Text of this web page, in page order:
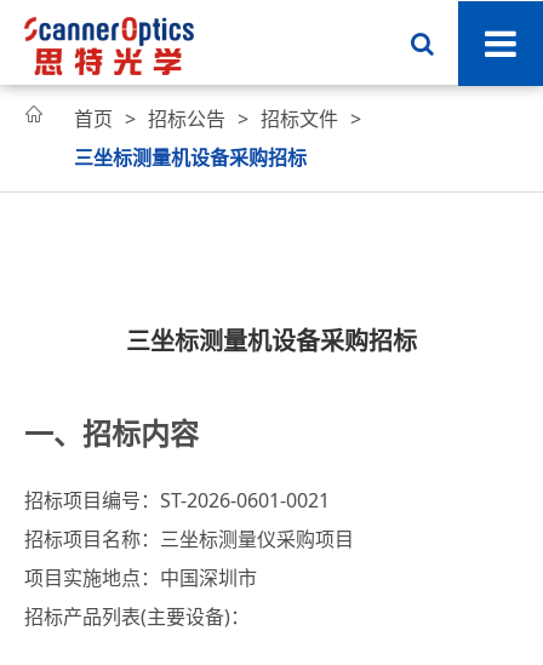
 首页 招标公告
招标文件
三坐标测量机设备采购招标
三坐标测量机设备采购招标
一、招标内容
招标项目编号：ST-2026-0601-0021
招标项目名称：三坐标测量仪采购项目
项目实施地点：中国深圳市
招标产品列表(主要设备)：